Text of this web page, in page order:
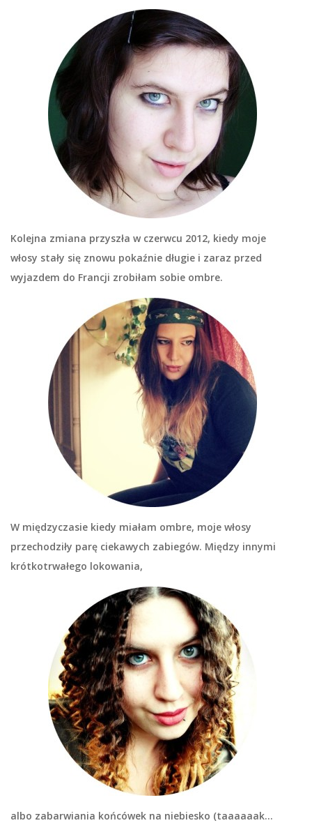
Kolejna zmiana przyszła w czerwcu 2012, kiedy moje
włosy stały się znowu pokaźnie długie i zaraz przed
wyjazdem do Francji zrobiłam sobie ombre.
W międzyczasie kiedy miałam ombre, moje włosy
przechodziły parę ciekawych zabiegów. Między innymi
krótkotrwałego lokowania,
albo zabarwiania końcówek na niebiesko (taaaaaak…